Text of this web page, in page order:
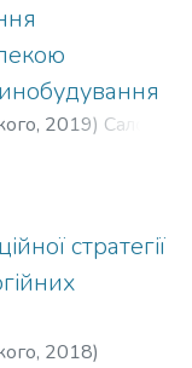
, 2019) Салоїд,
стратегії
, 2018)